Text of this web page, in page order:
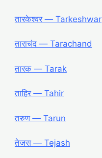
तारकेश्वर ― Tarkeshwar
ताराचंद ― Tarachand
तारक ― Tarak
ताहिर ― Tahir
तरुण ― Tarun
तेजस ― Tejash